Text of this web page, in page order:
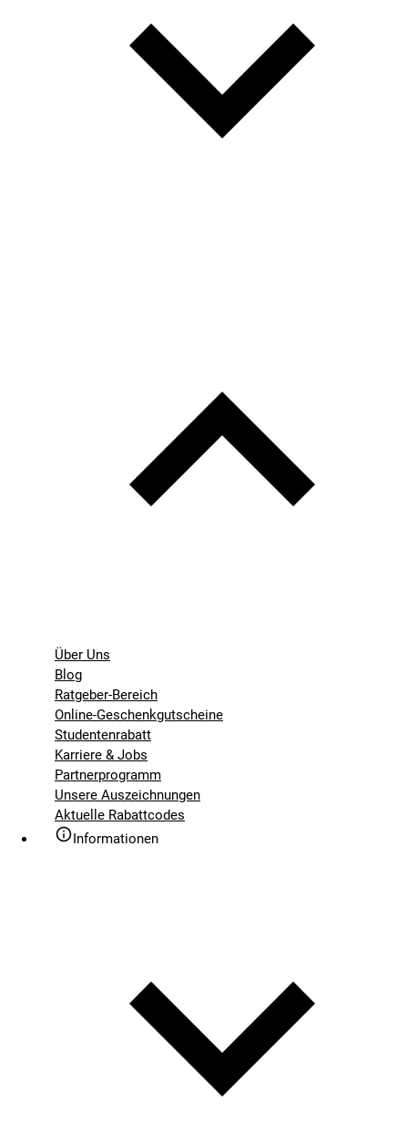
Über Uns
Blog
Ratgeber-Bereich
Online-Geschenkgutscheine
Studentenrabatt
Karriere & Jobs
Partnerprogramm
Unsere Auszeichnungen
Aktuelle Rabattcodes
Informationen